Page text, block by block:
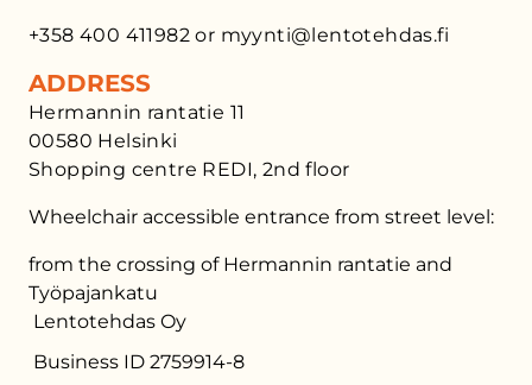
+358 400 411982 or myynti@lentotehdas.fi
ADDRESS
Hermannin rantatie 11
00580 Helsinki
Shopping centre REDI, 2nd floor
Wheelchair accessible entrance from street level:
from the crossing of Hermannin rantatie and
Työpajankatu
Lentotehdas Oy
Business ID 2759914-8